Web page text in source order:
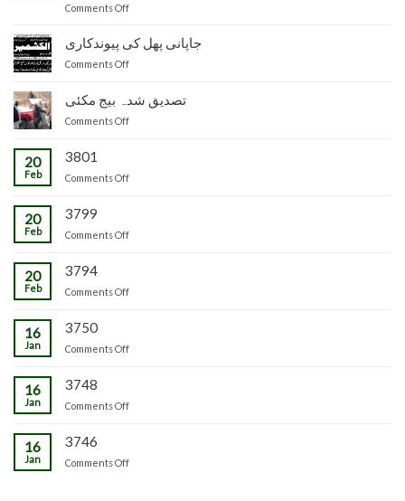
مظفرآباد
پنیریوں
کی
Comments Offon
زراعت
و
وجاہت
چڑکپورہ
جاپانی پھل کی پیوندکاری
Comments Offon
کی
تصدیق شدہ بیج مکئی
Comments Offon
20
Feb
3801
Comments Offon
20
Feb
3799
Comments Offon
20
Feb
3794
Comments Offon
16
Jan
3750
Comments Offon
16
Jan
3748
Comments Offon
16
Jan
3746
Comments Offon